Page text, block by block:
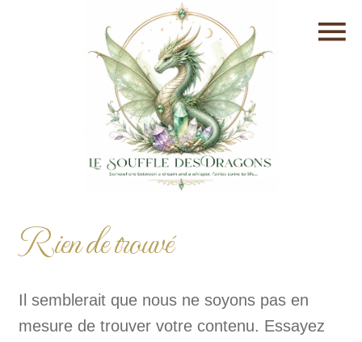
Rien de trouvé
Il semblerait que nous ne soyons pas en
mesure de trouver votre contenu. Essayez